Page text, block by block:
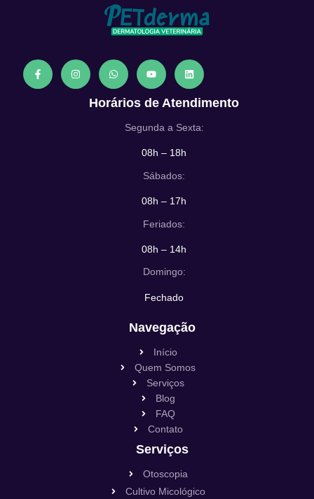
Horários de Atendimento
Segunda a Sexta:
08h – 18h
Sábados:
08h – 17h
Feriados:
08h – 14h
Domingo:
Fechado
Navegação
Início
Quem Somos
Serviços
Blog
FAQ
Contato
Serviços
Otoscopia
Cultivo Micológico